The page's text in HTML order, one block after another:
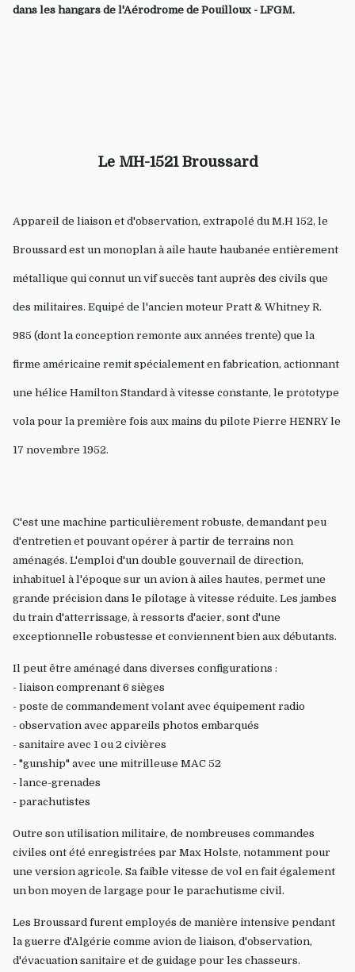
dans les hangars de l'Aérodrome de Pouilloux - LFGM.
Le MH-1521 Broussard
Appareil de liaison et d'observation, extrapolé du M.H 152, le
Broussard est un monoplan à aile haute haubanée entièrement
métallique qui connut un vif succès tant auprès des civils que
des militaires. Equipé de l'ancien moteur Pratt & Whitney R.
985 (dont la conception remonte aux années trente) que la
firme américaine remit spécialement en fabrication, actionnant
une hélice Hamilton Standard à vitesse constante, le prototype
vola pour la première fois aux mains du pilote Pierre HENRY le
17 novembre 1952.
C'est une machine particulièrement robuste, demandant peu
d'entretien et pouvant opérer à partir de terrains non
aménagés. L'emploi d'un double gouvernail de direction,
inhabituel à l'époque sur un avion à ailes hautes, permet une
grande précision dans le pilotage à vitesse réduite. Les jambes
du train d'atterrissage, à ressorts d'acier, sont d'une
exceptionnelle robustesse et conviennent bien aux débutants.
Il peut être aménagé dans diverses configurations :
- liaison comprenant 6 sièges
- poste de commandement volant avec équipement radio
- observation avec appareils photos embarqués
- sanitaire avec 1 ou 2 civières
- "gunship" avec une mitrilleuse MAC 52
- lance-grenades
- parachutistes
Outre son utilisation militaire, de nombreuses commandes
civiles ont été enregistrées par Max Holste, notamment pour
une version agricole. Sa faible vitesse de vol en fait également
un bon moyen de largage pour le parachutisme civil.
Les Broussard furent employés de manière intensive pendant
la guerre d'Algérie comme avion de liaison, d'observation,
d'évacuation sanitaire et de guidage pour les chasseurs.